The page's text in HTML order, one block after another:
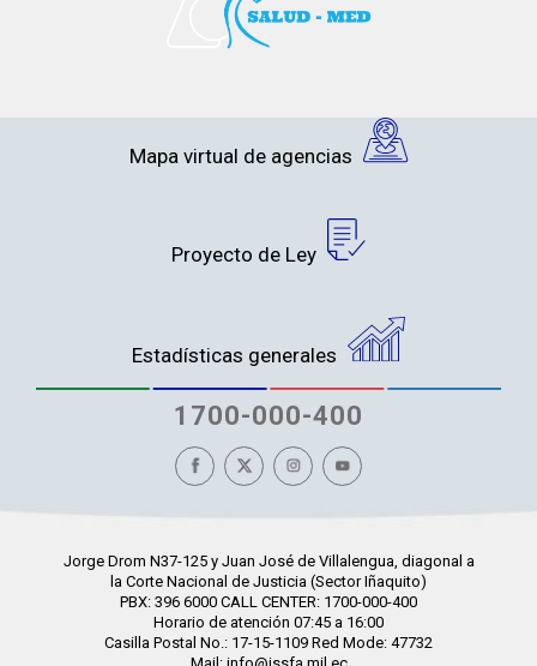
Mapa virtual de agencias
Proyecto de Ley
Estadísticas generales
1700-000-400
Jorge Drom N37-125 y Juan José de Villalengua, diagonal a
la Corte Nacional de Justicia (Sector Iñaquito)
PBX: 396 6000 CALL CENTER: 1700-000-400
Horario de atención 07:45 a 16:00
Casilla Postal No.: 17-15-1109 Red Mode: 47732